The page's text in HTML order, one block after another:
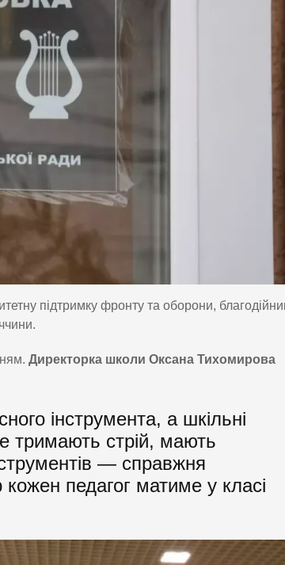
підтримку фронту та оборони,
Директорка школи Оксана Тихомирова
інструмента, а шкільні
тримають стрій, мають
— справжня
кожен педагог матиме у класі